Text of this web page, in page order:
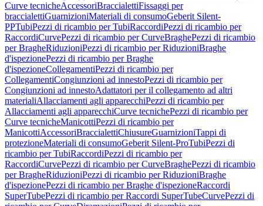
Curve tecnicheAccessoriBraccialettiFissaggi per
braccialettiGuarnizioniMateriali di consumoGeberit Silent-
PPTubiPezzi di ricambio per TubiRaccordiPezzi di ricambio per
RaccordiCurvePezzi di ricambio per CurveBraghePezzi di ricambio
per BragheRiduzioniPezzi di ricambio per RiduzioniBraghe
d'ispezionePezzi di ricambio per Braghe
d'ispezioneCollegamentiPezzi di ricambio per
CollegamentiCongiunzioni ad innestoPezzi di ricambio per
Congiunzioni ad innestoAdattatori per il collegamento ad altri
materialiAllacciamenti agli apparecchiPezzi di ricambio per
Allacciamenti agli apparecchiCurve tecnichePezzi di ricambio per
Curve tecnicheManicottiPezzi di ricambio per
ManicottiAccessoriBraccialettiChiusureGuarnizioniTappi di
protezioneMateriali di consumoGeberit Silent-ProTubiPezzi di
ricambio per TubiRaccordiPezzi di ricambio per
RaccordiCurvePezzi di ricambio per CurveBraghePezzi di ricambio
per BragheRiduzioniPezzi di ricambio per RiduzioniBraghe
d'ispezionePezzi di ricambio per Braghe d'ispezioneRaccordi
SuperTubePezzi di ricambio per Raccordi SuperTubeCurvePezzi di